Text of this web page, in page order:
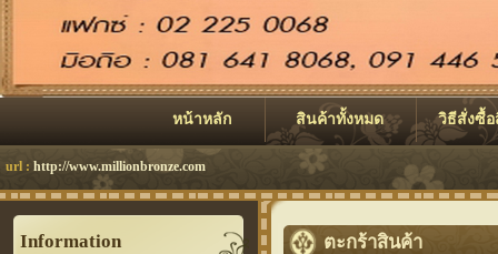
หน้าหลัก สินค้าทั้งหมด วิธีสั่งซื้
url : http://www.millionbronze.com
Information ตะกร้าสินค้า